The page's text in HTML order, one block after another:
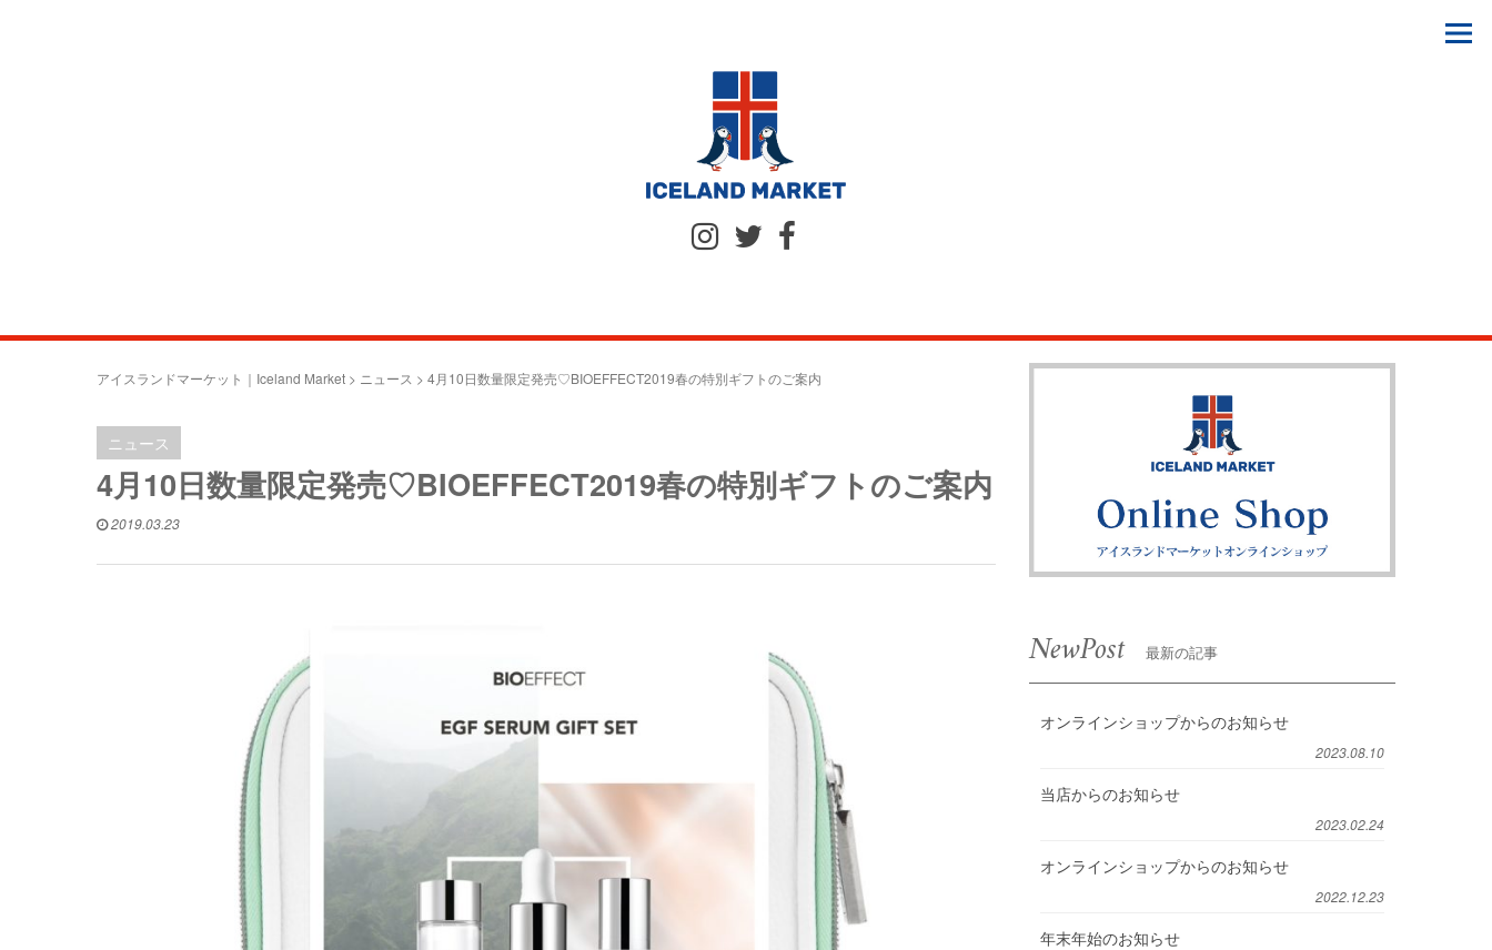
アイスランドマーケット｜Iceland Market > ニュース > 4月10日数量限定発売♡BIOEFFECT2019春の特別ギフトのご案内
ニュース
4月10日数量限定発売♡BIOEFFECT2019春の特別ギフトのご案内
2019.03.23
NewPost 最新の記事
オンラインショップからのお知らせ
2023.08.10
当店からのお知らせ
2023.02.24
オンラインショップからのお知らせ
2022.12.23
年末年始のお知らせ